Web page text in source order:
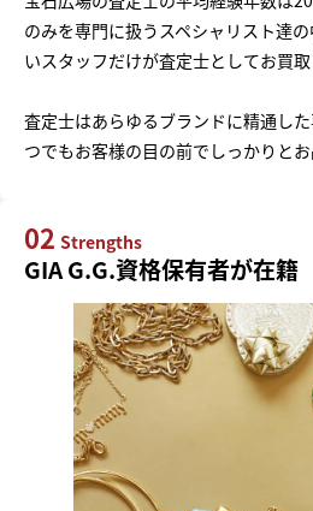
のみを専門に扱うスペシャリスト達
いスタッフだけが査定士としてお買取
査定士はあらゆるブランドに精通し
つでもお客様の目の前でしっかりとお
02 Strengths
GIA G.G.資格保有者が在籍